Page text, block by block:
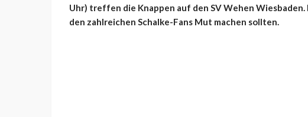
Uhr) treffen die Knappen auf den SV Wehen
den zahlreichen Schalke-Fans Mut machen sollten.